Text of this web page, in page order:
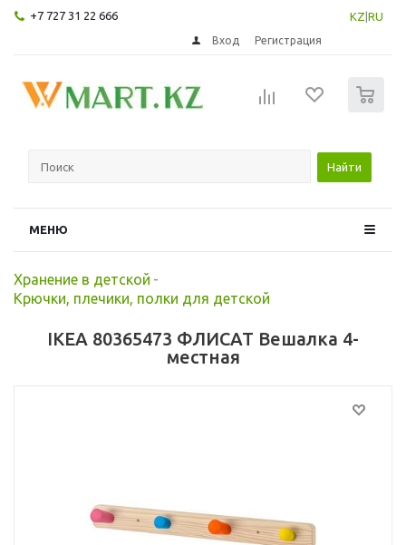
+7 727 31 22 666 KZ RU
Вход Регистрация
Найти
МЕНЮ
Хранение в детской -
Крючки, плечики, полки для детской
IKEA 80365473 ФЛИСАТ Вешалка 4-
местная